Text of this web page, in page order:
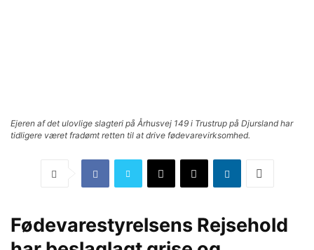
Ejeren af det ulovlige slagteri på Århusvej 149 i Trustrup på Djursland har
tidligere været fradømt retten til at drive fødevarevirksomhed.
Fødevarestyrelsens Rejsehold